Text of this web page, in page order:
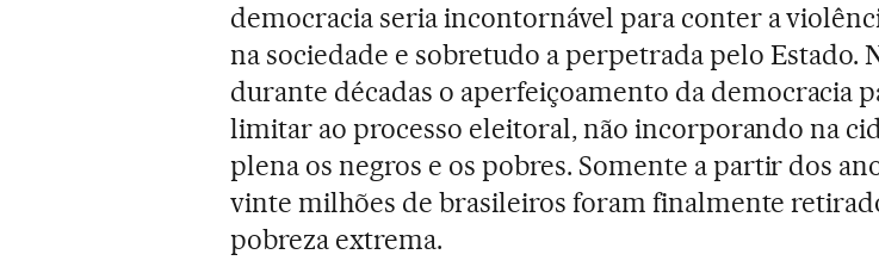
democracia seria incontornável para conter a
na sociedade e sobretudo a perpetrada pelo Estado.
durante décadas o aperfeiçoamento da democracia
limitar ao processo eleitoral, não incorporando na
plena os negros e os pobres. Somente a partir dos
vinte milhões de brasileiros foram finalmente
pobreza extrema.